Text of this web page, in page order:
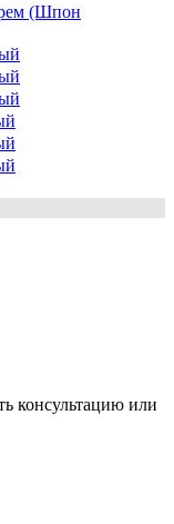
(Шпон
консультацию или